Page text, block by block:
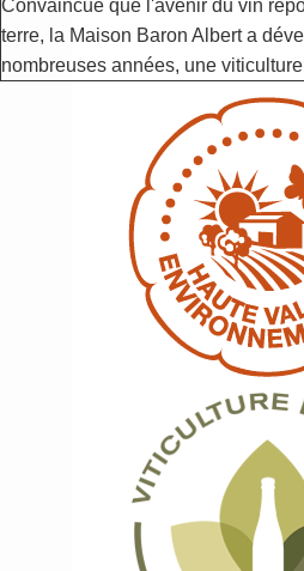
Convaincue que l'avenir du vin
terre, la Maison Baron Albert a
nombreuses années, une